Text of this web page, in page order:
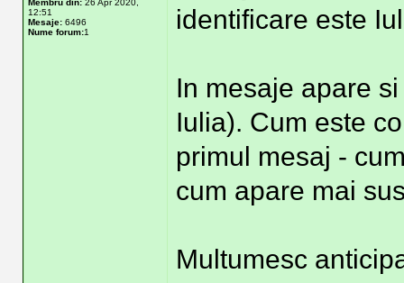
Membru din: 26 Apr 2020,
12:51
Mesaje: 6496
Nume forum:1
identificare este
In mesaje apare
Iulia). Cum este
primul mesaj -
cum apare mai
Multumesc